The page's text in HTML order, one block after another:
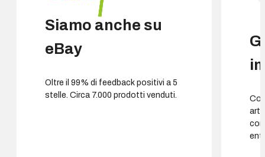
Siamo anche su
eBay
Oltre il 99% di feedback positivi a 5
stelle. Circa 7.000 prodotti venduti.